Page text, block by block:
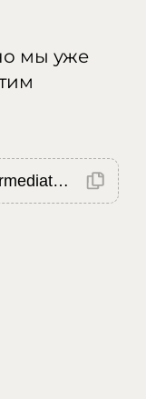
мы уже
Error: (intermediate value)(intermediate value)(intermediate value).replaceAll is not a function